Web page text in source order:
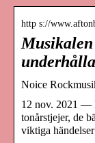
http s://
Noice
12 nov. 2021 —
tonårstjejer, de
viktiga